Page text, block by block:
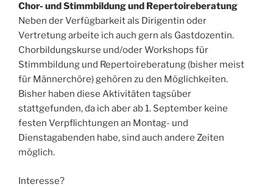
Chor- und Stimmbildung und Repertoireberatung
Neben der Verfügbarkeit als Dirigentin oder
Vertretung arbeite ich auch gern als Gastdozentin.
Chorbildungskurse und/oder Workshops für
Stimmbildung und Repertoireberatung (bisher meist
für Männerchöre) gehören zu den Möglichkeiten.
Bisher haben diese Aktivitäten tagsüber
stattgefunden, da ich aber ab 1. September keine
festen Verpflichtungen an Montag- und
Dienstagabenden habe, sind auch andere Zeiten
möglich.
Interesse?